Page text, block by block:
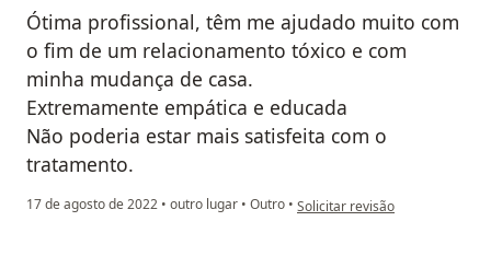
Ótima profissional, têm me ajudado muito com
o fim de um relacionamento tóxico e com
minha mudança de casa.
Extremamente empática e educada
Não poderia estar mais satisfeita com o
tratamento.
17 de agosto de 2022 • outro lugar • Outro • na opinião do utilizador
Solicitar revisão